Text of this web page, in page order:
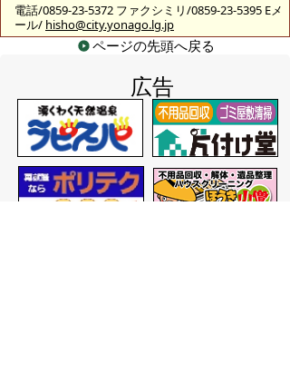
電話/0859-23-5372 ファクシミリ/0859-23-5395 Eメ
ール/ hisho@city.yonago.lg.jp
ページの先頭へ戻る
広告